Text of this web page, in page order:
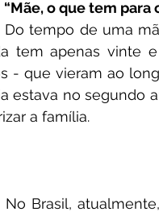
“Mãe, o que tem para
tem apenas vinte
- que vieram ao
estava no segundo
a família.